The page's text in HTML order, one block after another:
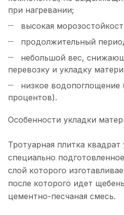
при нагревании;
высокая
продолжительный
небольшой вес,
перевозку и укладку
низкое водопоглощение
процентов).
Особенности укладки
Тротуарная плитка квадрат
специально
слой которого
после которого идет
цементно-песчаная смесь.